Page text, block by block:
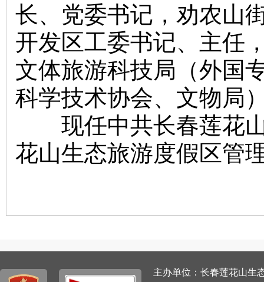
长、党委书记，劝农山
开发区工委书记、主任
文体旅游科技局（外国
科学技术协会、文物局
现任中共长春莲花山
花山生态旅游度假区管
主办单位：长春莲花山生